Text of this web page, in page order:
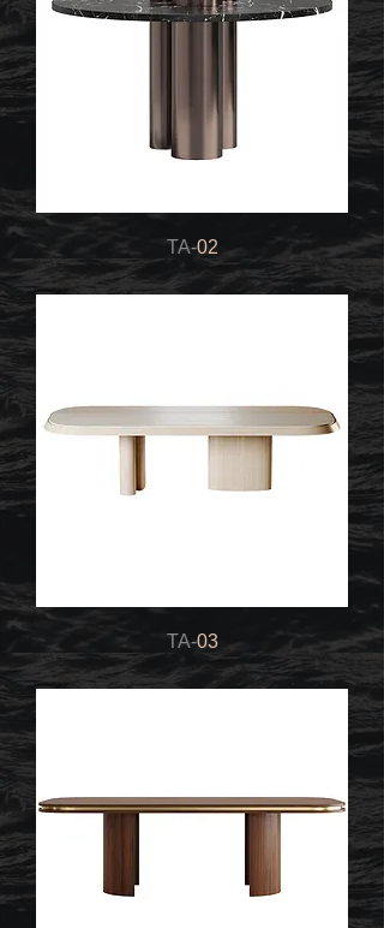
TA-02
TA-03